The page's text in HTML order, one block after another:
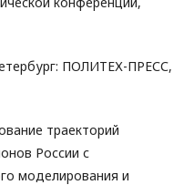
ПОЛИТЕХ-ПРЕСС,
траекторий
России с
моделирования и